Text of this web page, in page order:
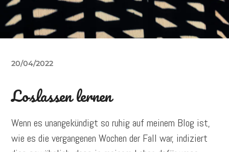
20/04/2022
Loslassen lernen
Wenn es unangekündigt so ruhig auf meinem Blog ist,
wie es die vergangenen Wochen der Fall war, indiziert